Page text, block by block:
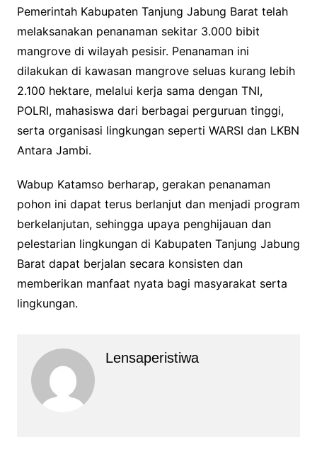
Pemerintah Kabupaten Tanjung Jabung Barat telah
melaksanakan penanaman sekitar 3.000 bibit
mangrove di wilayah pesisir. Penanaman ini
dilakukan di kawasan mangrove seluas kurang lebih
2.100 hektare, melalui kerja sama dengan TNI,
POLRI, mahasiswa dari berbagai perguruan tinggi,
serta organisasi lingkungan seperti WARSI dan LKBN
Antara Jambi.
Wabup Katamso berharap, gerakan penanaman
pohon ini dapat terus berlanjut dan menjadi program
berkelanjutan, sehingga upaya penghijauan dan
pelestarian lingkungan di Kabupaten Tanjung Jabung
Barat dapat berjalan secara konsisten dan
memberikan manfaat nyata bagi masyarakat serta
lingkungan.
Lensaperistiwa